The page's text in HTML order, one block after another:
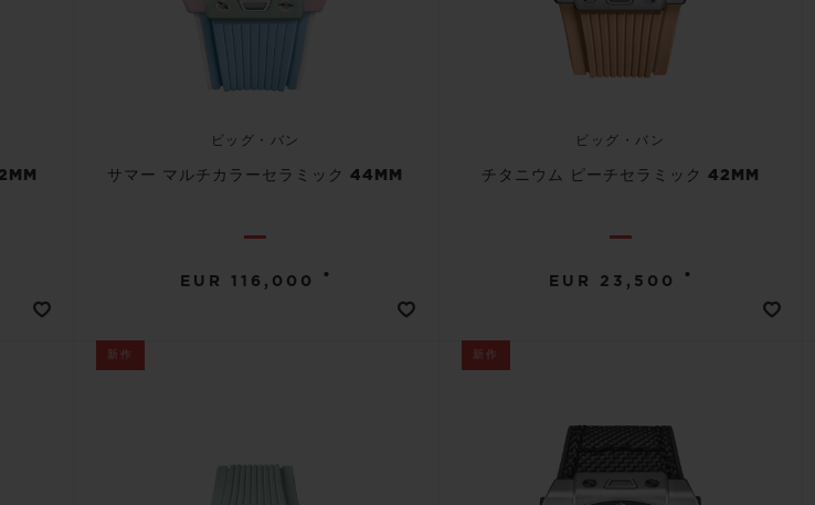
ビッグ・バン
サマー マルチカラーセラミック 44MM
EUR 116,000 •
ビッグ・バン
チタニウム ピーチセラミック 42MM
EUR 23,500 •
新作 新作